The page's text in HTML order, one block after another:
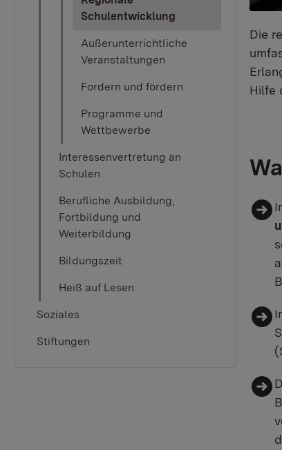
Schulentwicklung
Außerunterrichtliche
Veranstaltungen
Fordern und fördern
Programme und
Wettbewerbe
Interessenvertretung an
Schulen
Berufliche Ausbildung,
Fortbildung und
Weiterbildung
Bildungszeit
Heiß auf Lesen
Soziales
Stiftungen
Die
Hilfe